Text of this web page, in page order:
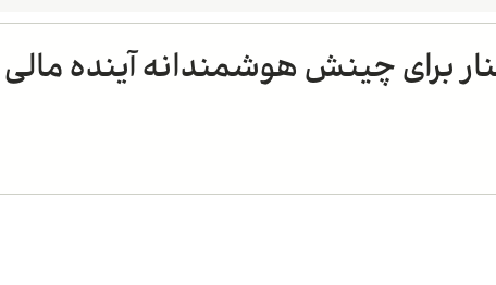
برای چینش هوشمندانه آینده